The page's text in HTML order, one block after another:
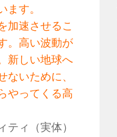
す。
加速させるこ
。高い波動が
新しい地球へ
いために、
やってくる高
ィ（実体）